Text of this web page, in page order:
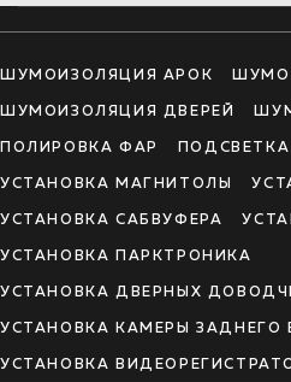
ШУМОИЗОЛЯЦИЯ АРОК
ШУМОИЗОЛЯЦИЯ ДВЕРЕЙ
ПОЛИРОВКА ФАР
УСТАНОВКА МАГНИТОЛЫ
УСТАНОВКА САБВУФЕРА
УСТАНОВКА ПАРКТРОНИКА
УСТАНОВКА ДВЕРНЫХ
УСТАНОВКА КАМЕРЫ ЗАДНЕГО
УСТАНОВКА